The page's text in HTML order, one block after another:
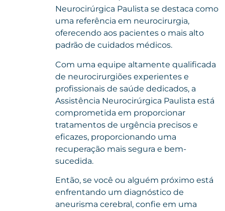
Neurocirúrgica Paulista se destaca como
uma referência em neurocirurgia,
oferecendo aos pacientes o mais alto
padrão de cuidados médicos.
Com uma equipe altamente qualificada
de neurocirurgiões experientes e
profissionais de saúde dedicados, a
Assistência Neurocirúrgica Paulista está
comprometida em proporcionar
tratamentos de urgência precisos e
eficazes, proporcionando uma
recuperação mais segura e bem-
sucedida.
Então, se você ou alguém próximo está
enfrentando um diagnóstico de
aneurisma cerebral, confie em uma